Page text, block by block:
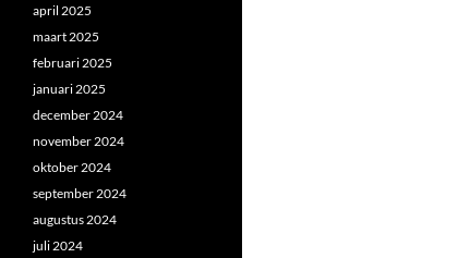
april 2025
maart 2025
februari 2025
januari 2025
december 2024
november 2024
oktober 2024
september 2024
augustus 2024
juli 2024